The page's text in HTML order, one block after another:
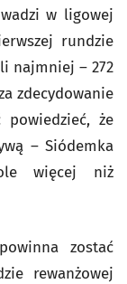
w ligowej
rundzie
najmniej – 272
zdecydowanie
powiedzieć, że
– Siódemka
więcej niż
zostać
rewanżowej